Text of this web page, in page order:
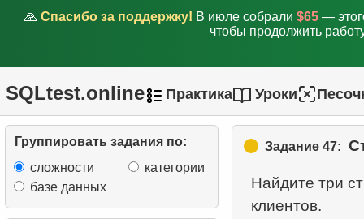
🙏 Спасибо за поддержку! В июле собрали $65 —
чтобы продолжить
SQLtest.online Практика Уроки
Группировать задания по:
сложности
категории
базе данных
пунктам аренды
платежей (2)
45.Составить рейтинг
зарплат
Задание 47:
Найдите три
клиентов.